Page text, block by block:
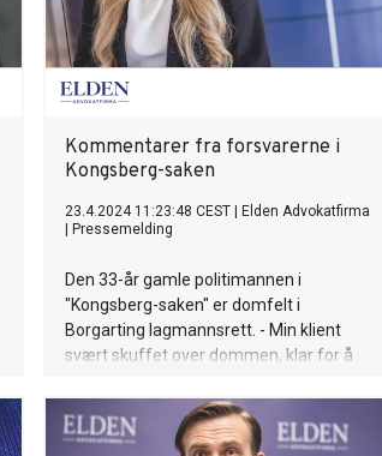
Kommentarer fra forsvarerne i
Kongsberg-saken
23.4.2024 11:23:48 CEST
Elden Advokatfirma
Pressemelding
Den 33-år gamle politimannen i
"Kongsberg-saken" er domfelt i
Borgarting lagmannsrett. - Min klient
svært skuffet over dommen, klar for å
Høyesterett, sier advokat Heidi Reisvang i
Elden Advokatfirma.